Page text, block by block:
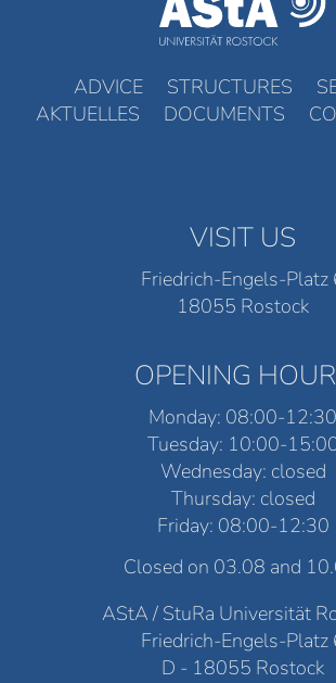
ADVICE STRUCTURES
AKTUELLES
DOCUMENTS
VISIT US
Friedrich-Engels-Platz
18055 Rostock
OPENING
Monday: 08:00-12:30
Tuesday: 10:00-
Wednesday: closed
Thursday: closed
Friday: 08:00-12:30
Closed on 03.08 and
AStA / StuRa Universität
Friedrich-Engels-Platz
D - 18055 Rostock